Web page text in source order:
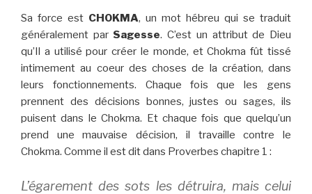
Sa force est CHOKMA, un mot hébreu qui se traduit
généralement par Sagesse. C’est un attribut de Dieu
qu’Il a utilisé pour créer le monde, et Chokma fût tissé
intimement au coeur des choses de la création, dans
leurs fonctionnements. Chaque fois que les gens
prennent des décisions bonnes, justes ou sages, ils
puisent dans le Chokma. Et chaque fois que quelqu’un
prend une mauvaise décision, il travaille contre le
Chokma. Comme il est dit dans Proverbes chapitre 1 :
L’égarement des sots les détruira, mais celui